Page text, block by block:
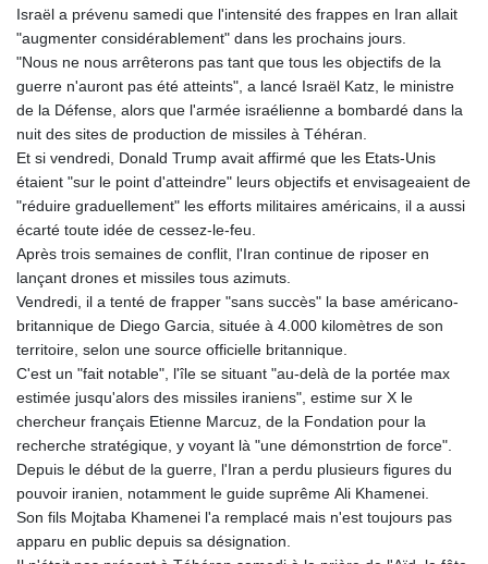
Israël a prévenu samedi que l'intensité des frappes en Iran allait
"augmenter considérablement" dans les prochains jours.
"Nous ne nous arrêterons pas tant que tous les objectifs de la
guerre n'auront pas été atteints", a lancé Israël Katz, le ministre
de la Défense, alors que l'armée israélienne a bombardé dans la
nuit des sites de production de missiles à Téhéran.
Et si vendredi, Donald Trump avait affirmé que les Etats-Unis
étaient "sur le point d'atteindre" leurs objectifs et envisageaient de
"réduire graduellement" les efforts militaires américains, il a aussi
écarté toute idée de cessez-le-feu.
Après trois semaines de conflit, l'Iran continue de riposer en
lançant drones et missiles tous azimuts.
Vendredi, il a tenté de frapper "sans succès" la base américano-
britannique de Diego Garcia, située à 4.000 kilomètres de son
territoire, selon une source officielle britannique.
C'est un "fait notable", l'île se situant "au-delà de la portée max
estimée jusqu'alors des missiles iraniens", estime sur X le
chercheur français Etienne Marcuz, de la Fondation pour la
recherche stratégique, y voyant là "une démonstrtion de force".
Depuis le début de la guerre, l'Iran a perdu plusieurs figures du
pouvoir iranien, notamment le guide suprême Ali Khamenei.
Son fils Mojtaba Khamenei l'a remplacé mais n'est toujours pas
apparu en public depuis sa désignation.